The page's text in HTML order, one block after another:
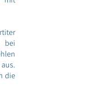
bei
die